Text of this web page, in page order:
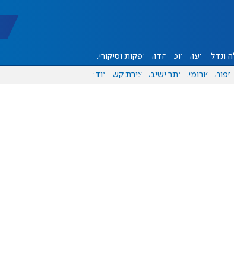
ונדל"ן דעות אוכל יהדות הפקות וסיקורים
ספורט פורומים אתר ישיבה יצירת קשר עוד